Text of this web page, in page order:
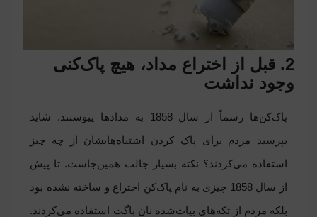
2. قبل از اختراع مداد، هیچ پاک‌کنی
وجود نداشت
پاک‌کن‌ها رسماً از سال 1858 به مدادها پیوستند. شاید
بپرسید مردم برای پاک کردن اشتباه‌هایشان از چه چیز
استفاده می‌کردند؟ نکته بسیار جالب همین‌جاست. تا پیش
از سال 1858 چیزی به نام پاک‌کن اختراع و ساخته نشده بود
بلکه مردم از تکه‌های بیات‌شده نان باگت استفاده می‌کردند.